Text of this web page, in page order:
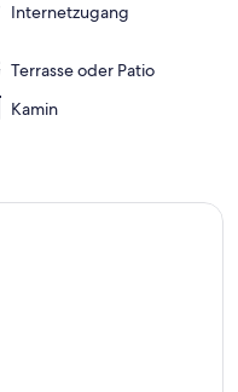
Internetzugang
Terrasse oder Patio
Kamin